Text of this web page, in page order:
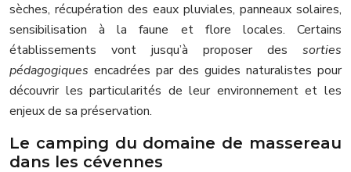
sèches, récupération des eaux pluviales, panneaux solaires,
sensibilisation à la faune et flore locales. Certains
établissements vont jusqu’à proposer des sorties
pédagogiques encadrées par des guides naturalistes pour
découvrir les particularités de leur environnement et les
enjeux de sa préservation.
Le camping du domaine de massereau
dans les cévennes